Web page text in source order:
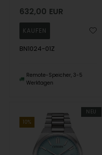
632,00 EUR
BN1024-01Z
Remote-Speicher, 3-5
Werktagen
NEU
10%